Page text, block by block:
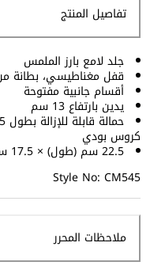
تفاصيل المنتج
جلد لامع بارز الملمس
قفل مغناطيسي، بطانة
أقسام جانبية مفتوحة
يدين بارتفاع 13 سم
كروس بودي
22.5 سم (طول) × 17.5 سم (ارتفاع) × 14 سم (عرض)
Style No: CM545
ملاحظات المحرر